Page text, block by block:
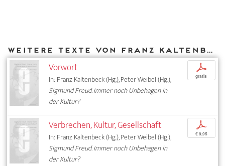
Weitere Texte von Franz Kaltenbeck bei DIAPHANES
Vorwort
In: Franz Kaltenbeck (Hg.), Peter Weibel (Hg.),
Sigmund Freud. Immer noch Unbehagen in
der Kultur?
p
gratis
Verbrechen, Kultur, Gesellschaft
In: Franz Kaltenbeck (Hg.), Peter Weibel (Hg.),
Sigmund Freud. Immer noch Unbehagen in
der Kultur?
p
€ 9,95